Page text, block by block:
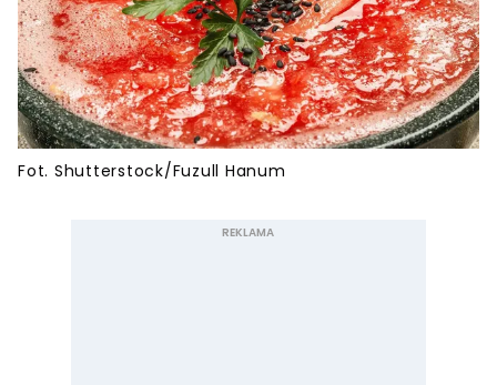
Fot. Shutterstock/Fuzull Hanum